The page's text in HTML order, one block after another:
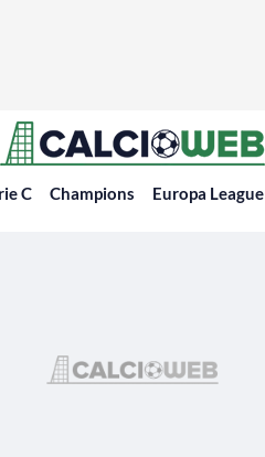
C Champions Europa League